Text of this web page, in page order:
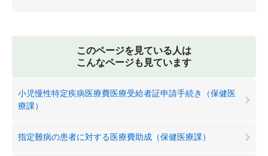
このページを見ている人は
こんなページも見ています
小児慢性特定疾病医療費医療受給者証申請手続き（保健医
療課）
指定難病の患者に対する医療費助成（保健医療課）